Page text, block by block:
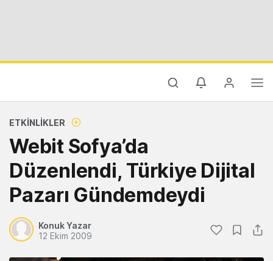
ETKINLIKLER
Webit Sofya’da
Düzenlendi, Türkiye Dijital
Pazarı Gündemdeydi
Konuk Yazar
12 Ekim 2009